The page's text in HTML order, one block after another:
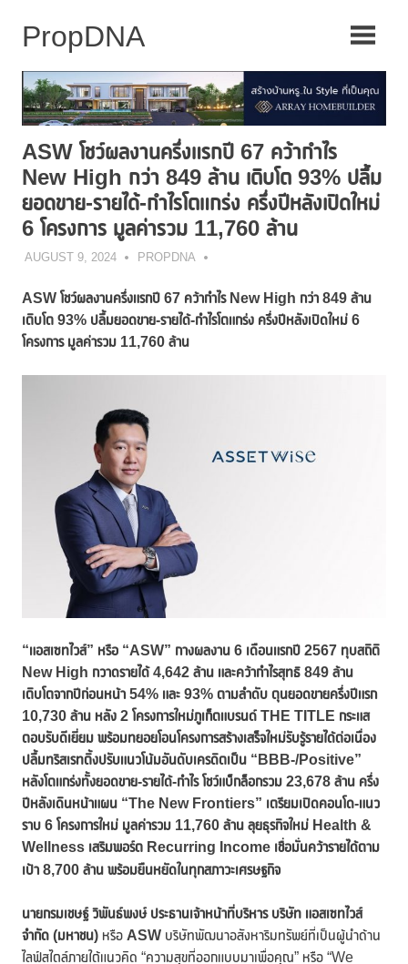
ASW โชว์ผลงานครึ่งแรกปี 67 คว้ากำไร
New High กว่า 849 ล้าน เติบโต 93% ปลื้ม
ยอดขาย-รายได้-กำไรโตแกร่ง ครึ่งปีหลังเปิดใหม่
6 โครงการ มูลค่ารวม 11,760 ล้าน
AUGUST 9, 2024 PROPDNA
ASW โชว์ผลงานครึ่งแรกปี 67 คว้ากำไร New High กว่า 849 ล้าน
เติบโต 93% ปลื้มยอดขาย-รายได้-กำไรโตแกร่ง ครึ่งปีหลังเปิดใหม่ 6
โครงการ มูลค่ารวม 11,760 ล้าน
“แอสเซทไวส์” หรือ “ASW” กางผลงาน 6 เดือนแรกปี 2567 ทุบสถิติ
New High กวาดรายได้ 4,642 ล้าน และคว้ากำไรสุทธิ 849 ล้าน
เติบโตจากปีก่อนหน้า 54% และ 93% ตามลำดับ ตุนยอดขายครึ่งปีแรก
10,730 ล้าน หลัง 2 โครงการใหม่ภูเก็ตแบรนด์ THE TITLE กระแส
ตอบรับดีเยี่ยม พร้อมทยอยโอนโครงการสร้างเสร็จใหม่รับรู้รายได้ต่อเนื่อง
ปลื้มทริสเรทติ้งปรับแนวโน้มอันดับเครดิตเป็น “ BBB-/Positive”
หลังโตแกร่งทั้งยอดขาย-รายได้-กำไร โชว์แบ็กล็อกรวม 23,678 ล้าน ครึ่ง
ปีหลังเดินหน้าแผน “The New Frontiers” เตรียมเปิดคอนโด-แนว
ราบ 6 โครงการใหม่ มูลค่ารวม 11,760 ล้าน ลุยธุรกิจใหม่ Health &
Wellness เสริมพอร์ต Recurring Income เชื่อมั่นคว้ารายได้ตาม
เป้า 8,700 ล้าน พร้อมยืนหยัดในทุกสภาวะเศรษฐกิจ
นายกรมเชษฐ์ วิพันธ์พงษ์ ประธานเจ้าหน้าที่บริหาร บริษัท แอสเซทไวส์
จำกัด (มหาชน) หรือ ASW บริษัทพัฒนาอสังหาริมทรัพย์ที่เป็นผู้นำด้าน
ไลฟ์สไตล์ภายใต้แนวคิด “ความสุขที่ออกแบบมาเพื่อคุณ” หรือ “We